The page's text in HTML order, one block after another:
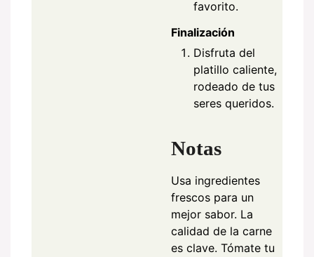
favorito.
Finalización
Disfruta del
platillo caliente,
rodeado de tus
seres queridos.
Notas
Usa ingredientes
frescos para un
mejor sabor. La
calidad de la carne
es clave. Tómate tu